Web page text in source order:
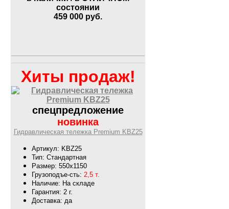
состоянии
459 000 руб.
Хиты продаж!
спецпредложение
новинка
Гидравлическая тележка Premium KBZ25
Артикул: KBZ25
Тип: Стандартная
Размер: 550х1150
Грузоподъе-сть: 2,5 т.
Наличие: На складе
Гарантия: 2 г.
Доставка: да